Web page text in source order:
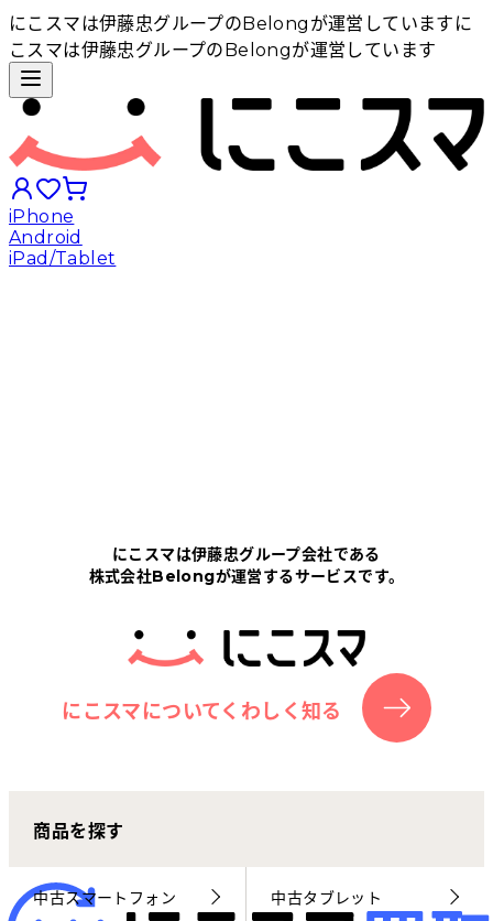
にこスマは伊藤忠グループのBelongが運営しています に
こスマは伊藤忠グループのBelongが運営しています
iPhone
Android
iPad/Tablet
にこスマについて
サポートセンター
お客さまの声
にこスマ通信
マイページ
にこスマは伊藤忠グループ会社である
株式会社Belongが運営するサービスです。
にこスマについてくわしく知る
商品を探す
中古スマートフォン 中古タブレット